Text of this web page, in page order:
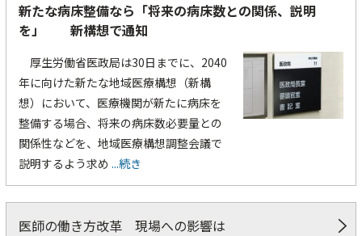
新たな病床整備なら「将来の病床数との関係、説明
を」 新構想で通知
厚生労働省医政局は30日までに、2040
年に向けた新たな地域医療構想（新構
想）において、医療機関が新たに病床を
整備する場合、将来の病床数必要量との
関係性などを、地域医療構想調整会議で
説明するよう求め ...続き
医師の働き方改革 現場への影響は